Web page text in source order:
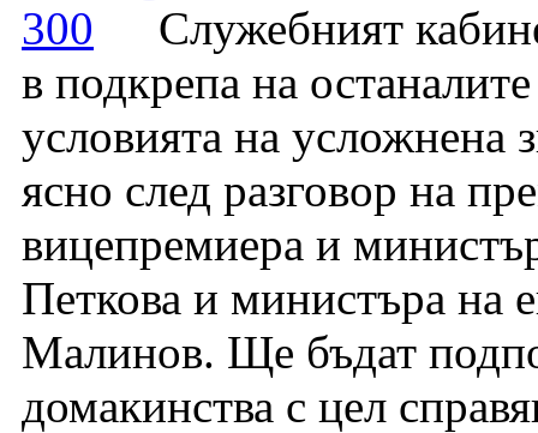
Служебният
в подкрепа на
условията на усложнена
ясно след разговор на
вицепремиера и
Петкова и министъра на
Малинов. Ще бъдат
домакинства с цел